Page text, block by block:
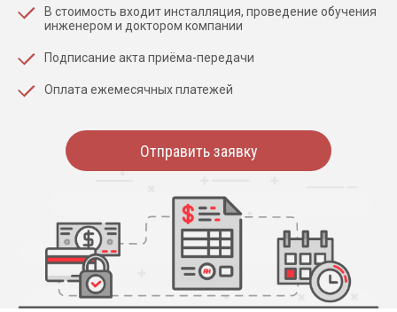
В стоимость входит инсталляция, проведение обучения
инженером и доктором компании
Подписание акта приёма-передачи
Оплата ежемесячных платежей
Отправить заявку